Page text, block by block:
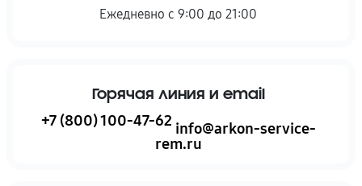
Ежедневно с 9:00 до 21:00
Горячая линия и email
+7 (800) 100-47-62 info@arkon-service-
rem.ru